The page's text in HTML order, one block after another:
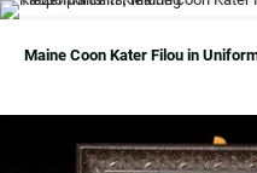
Maine Coon Kater Filou in